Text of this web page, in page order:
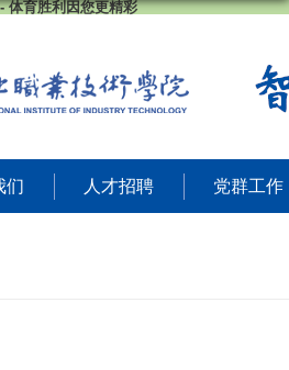
体育胜利因您更精彩
们 人才招聘 党群工作